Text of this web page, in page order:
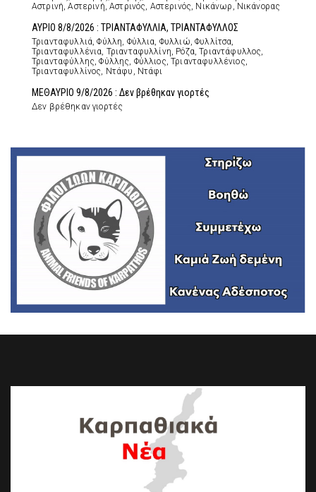
Αστρινή, Αστερινή, Αστρινός, Αστερινός, Νικάνωρ, Νικάνορας
ΑΥΡΙΟ 8/8/2026 : ΤΡΙΑΝΤΑΦΥΛΛΙΑ, ΤΡΙΑΝΤΑΦΥΛΛΟΣ
Τριανταφυλλιά, Φύλλη, Φύλλια, Φυλλιώ, Φυλλίτσα,
Τριανταφυλλένια, Τριανταφυλλίνη, Ρόζα, Τριαντάφυλλος,
Τριανταφύλλης, Φύλλης, Φύλλιος, Τριανταφυλλένιος,
Τριανταφυλλίνος, Ντάφυ, Ντάφι
ΜΕΘΑΥΡΙΟ 9/8/2026 : Δεν βρέθηκαν γιορτές
Δεν βρέθηκαν γιορτές